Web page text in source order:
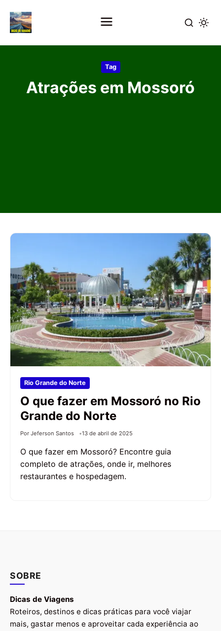
conteúdo
Tag
Atrações em Mossoró
Rio Grande do Norte
O que fazer em Mossoró no Rio
Grande do Norte
Por Jeferson Santos 13 de abril de 2025
O que fazer em Mossoró? Encontre guia
completo de atrações, onde ir, melhores
restaurantes e hospedagem.
SOBRE
Dicas de Viagens
Roteiros, destinos e dicas práticas para você viajar
mais, gastar menos e aproveitar cada experiência ao